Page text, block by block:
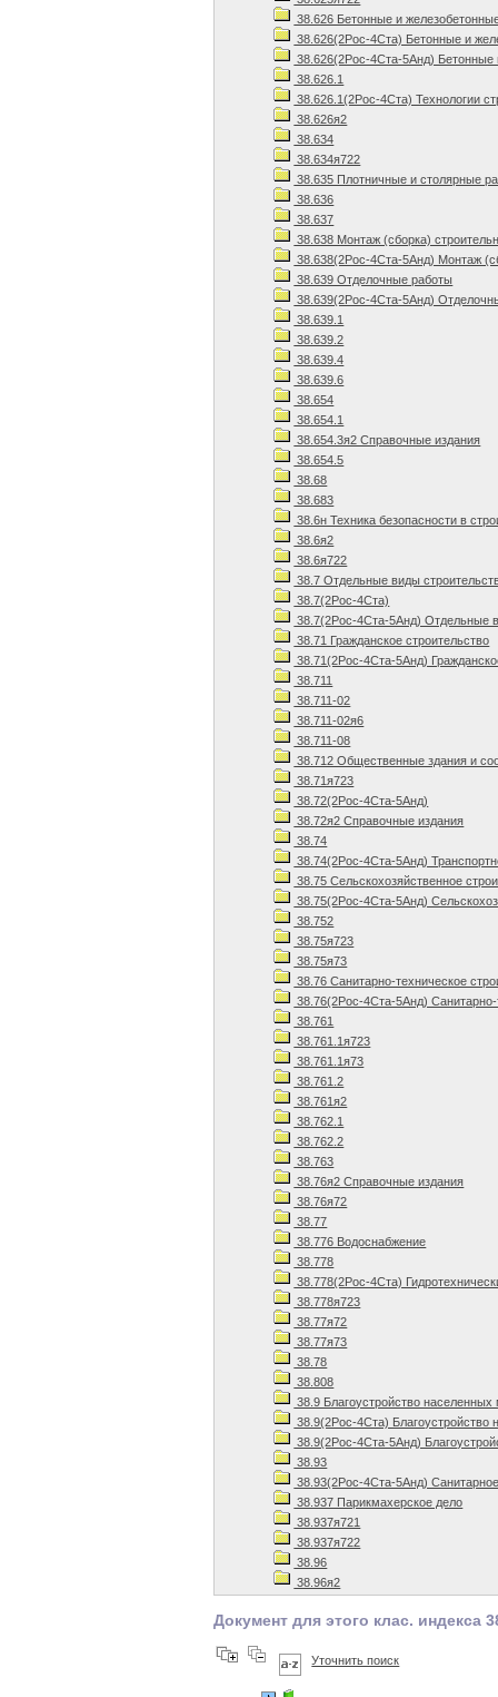
38.626 Бетонные и
38.626(2Рос-4Ста) Бетонные и
38.626(2Рос-4Ста-5Анд) Бетонные
38.626.1
38.626.1(2Рос-4Ста) Технологии
38.626я2
38.634
38.634я722
38.635 Плотничные и столярные
38.636
38.637
38.638 Монтаж (сборка)
38.638(2Рос-4Ста-5Анд) Монтаж
38.639 Отделочные работы
38.639(2Рос-4Ста-5Анд)
38.639.1
38.639.2
38.639.4
38.639.6
38.654
38.654.1
38.654.3я2 Справочные издания
38.654.5
38.68
38.683
38.6н Техника безопасности в
38.6я2
38.6я722
38.7 Отдельные виды
38.7(2Рос-4Ста)
38.7(2Рос-4Ста-5Анд) Отдельные
38.71 Гражданское строительство
38.71(2Рос-4Ста-5Анд)
38.711
38.711-02
38.711-02я6
38.711-08
38.712 Общественные здания и
38.71я723
38.72(2Рос-4Ста-5Анд)
38.72я2 Справочные издания
38.74
38.74(2Рос-4Ста-5Анд)
38.75 Сельскохозяйственное
38.75(2Рос-4Ста-5Анд)
38.752
38.75я723
38.75я73
38.76 Санитарно-техническое
38.76(2Рос-4Ста-5Анд) Санитарно-
38.761
38.761.1я723
38.761.1я73
38.761.2
38.761я2
38.762.1
38.762.2
38.763
38.76я2 Справочные издания
38.76я72
38.77
38.776 Водоснабжение
38.778
38.778(2Рос-4Ста)
38.778я723
38.77я72
38.77я73
38.78
38.808
38.9 Благоустройство населенных
38.9(2Рос-4Ста) Благоустройство
38.9(2Рос-4Ста-5Анд)
38.93
38.93(2Рос-4Ста-5Анд)
38.937 Парикмахерское дело
38.937я721
38.937я722
38.96
38.96я2
Документ для этого клас. индекса
Уточнить поиск